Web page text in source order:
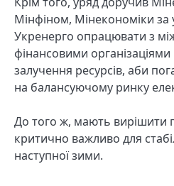
Мінфіном, Мінекономіки за
Укренерго опрацювати з
фінансовими
залучення ресурсів, аби
на балансуючому ринку
До того ж, мають вирішити
критично важливо для
наступної зими.